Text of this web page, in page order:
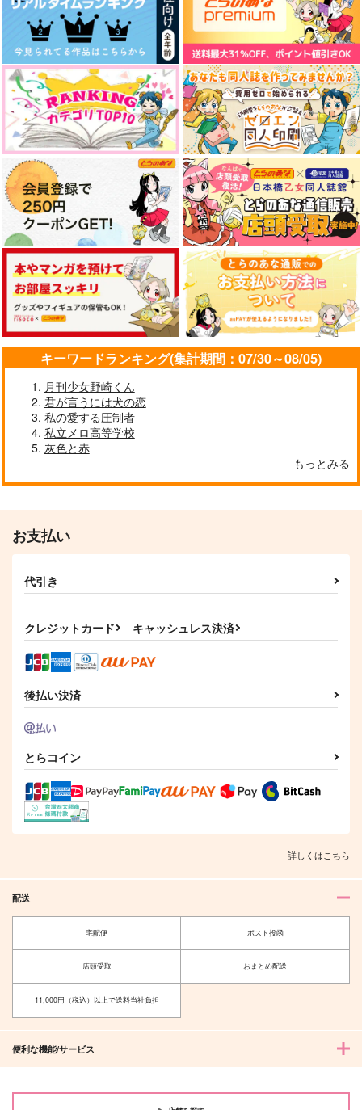
放課後クロノスタシス
海王社
875円（税込）
サンプル
作品詳細
午前0時の甘い罠 3
海王社
875 （税込）
サンプル
作品詳細
おおきいきみがいちば
んかわいい
海王社
985円（税込）
サンプル
作品詳細
アフターピリオド 1
円 （税込）
サンプル
作品詳細
恋知らずの神様に捧
ぐ 2
祥伝社
924
ためしにコマンド言っ
てみた 3
作品詳細
ここはYESと言って
くれ アンコール
海王社
853円（税込）
サンプル
作品詳細
海王社
作品詳細 作品詳細
褒められたいのはSub
のせい?
海王社
897
サンプル
可愛く泣けたらぎゅっ
として
海王社
サンプル
キーワードランキング(集計期間：07/30～08/05)
月刊少女野崎くん
君が言うには犬の恋
私の愛する圧制者
私立メロ高等学校
灰色と赤
もっとみる
お支払い
代引き
クレジットカード キャッシュレス決済
後払い決済
とらコイン
詳しくはこちら
配送
宅配便 ポスト投函
店頭受取 おまとめ配送
11,000円（税込）以上で送料当社負担
便利な機能/サービス